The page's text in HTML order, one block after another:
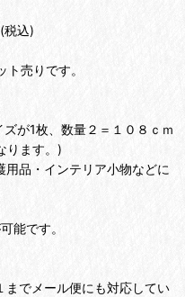
税込)
売りです。
が1枚、数量２＝１０８ｃｍ
ります。)
品・インテリア小物などに
能です。
でメール便にも対応してい